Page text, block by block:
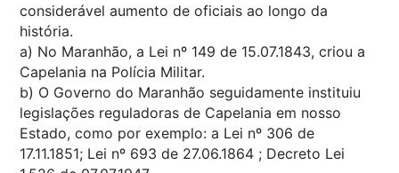
considerável aumento de oficiais ao longo da
história.
a) No Maranhão, a Lei nº 149 de 15.07.1843, criou a
Capelania na Polícia Militar.
b) O Governo do Maranhão seguidamente instituiu
legislações reguladoras de Capelania em nosso
Estado, como por exemplo: a Lei nº 306 de
17.11.1851; Lei nº 693 de 27.06.1864 ; Decreto Lei